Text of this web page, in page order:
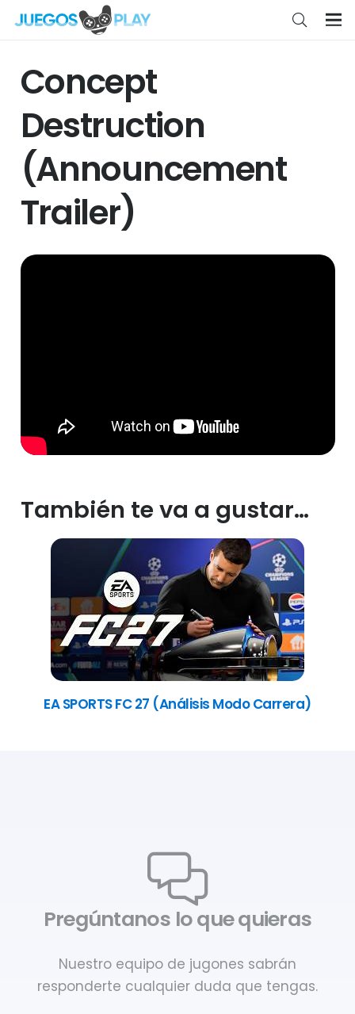
Concept
Destruction
(Announcement
Trailer)
También te va a gustar…
EA SPORTS FC 27 (Análisis Modo Carrera)
Pregúntanos lo que quieras
Nuestro equipo de jugones sabrán
responderte cualquier duda que tengas.